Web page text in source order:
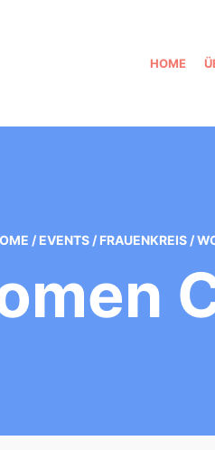
HOME
/ EVENTS / FRAUENKREIS /